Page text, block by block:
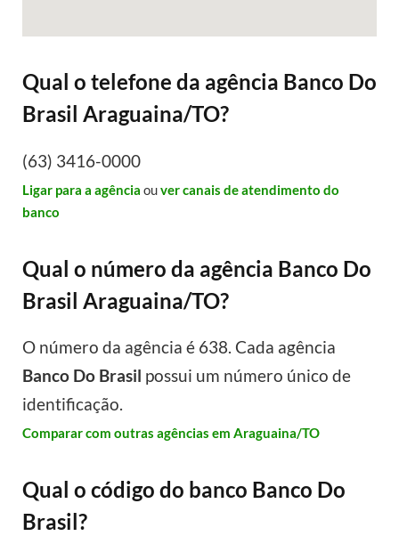
Qual o telefone da agência Banco Do
Brasil Araguaina/TO?
(63) 3416-0000
Ligar para a agência ouver canais de atendimento do
banco
Qual o número da agência Banco Do
Brasil Araguaina/TO?
O número da agência é 638. Cada agência
Banco Do Brasil possui um número único de
identificação.
Comparar com outras agências em Araguaina/TO
Qual o código do banco Banco Do
Brasil?